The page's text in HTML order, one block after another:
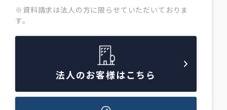
※資料請求は法人の方に限らせていただいておりま
す。
法人のお客様はこちら